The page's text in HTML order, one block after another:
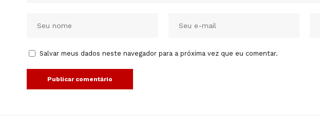
Salvar meus dados neste navegador para a próxima vez que eu comentar.